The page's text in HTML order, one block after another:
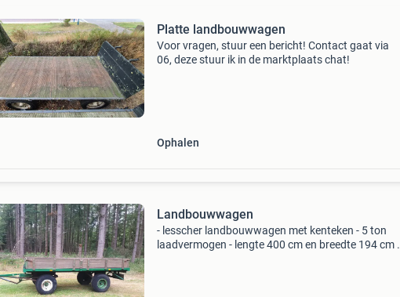
Platte landbouwwagen
Voor vragen, stuur een bericht! Contact gaat via
06, deze stuur ik in de marktplaats chat!
Ophalen
Landbouwwagen
- lesscher landbouwwagen met kenteken - 5 ton
laadvermogen - lengte 400 cm en breedte 194 cm -